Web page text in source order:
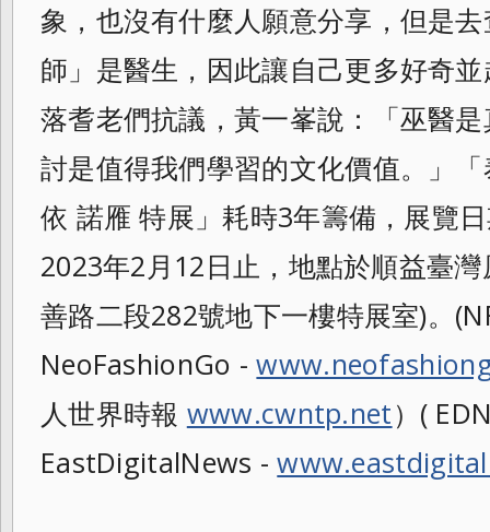
象，也沒有什麼人願意分享，但是
師」是醫生，因此讓自己更多好奇
落耆老們抗議，黃一峯說：「巫醫
討是值得我們學習的文化價值。」
依 諾雁 特展」耗時3年籌備，展覽
2023年2月12日止，地點於順益臺
善路二段282號地下一樓特展室)。
NeoFashionGo -
人世界時報 www.cwntp.net）(
EastDigitalNews -